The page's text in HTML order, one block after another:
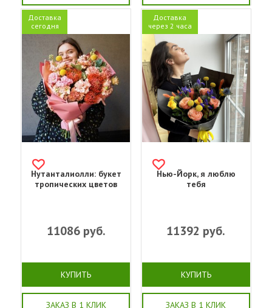
Доставка
сегодня
Нутанталиолли: букет
тропических цветов
11086руб.
КУПИТЬ
ЗАКАЗ В 1 КЛИК
Доставка
через 2 часа
Нью-Йорк, я люблю
тебя
11392 руб.
КУПИТЬ
ЗАКАЗ В 1 КЛИК